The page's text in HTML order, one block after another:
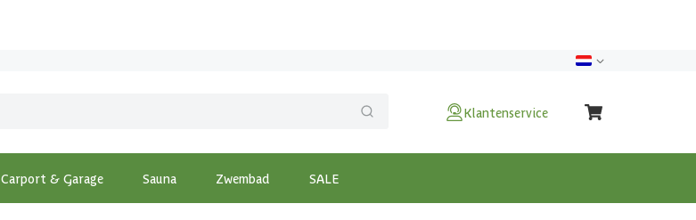
Klantenservice
Carport & Garage Sauna Zwembad SALE